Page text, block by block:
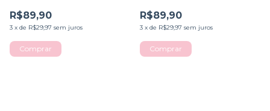
R$89,90
3 x de R$29,97 sem juros
R$89,90
3 x de R$29,97 sem juros